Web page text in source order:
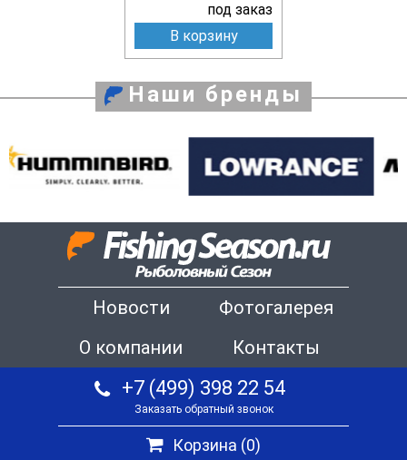
под заказ
В корзину
Наши бренды
Новости
Фотогалерея
О компании
Контакты
+7 (499) 398 22 54
Заказать обратный звонок
Корзина (0)